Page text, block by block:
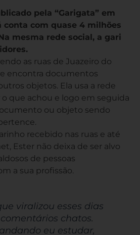
pela “Garigata” em
conta com quase 4 milhões
mesma rede social, a gari
as ruas de Juazeiro do
encontra documentos
objetos. Ela usa a rede
o que achou e logo em seguida
ou objeto sendo
recebido nas ruas e até
Ester não deixa de ser alvo
de pessoas
a sua profissão.
viralizou esses dias
chatos.
eu estudar,